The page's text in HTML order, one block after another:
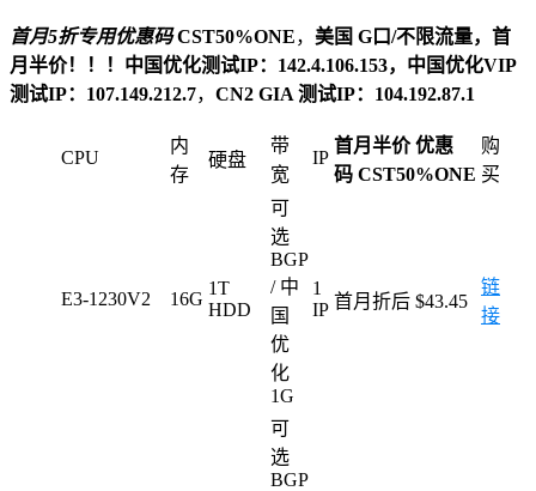
首月5折专用优惠码 CST50%ONE， 美国 G口/不限流量，首
月半价！！！中国优化测试IP：142.4.106.153，中国优化VIP
测试IP：107.149.212.7， CN2 GIA 测试IP：104.192.87.1
CPU
内
存
硬盘
带
宽
IP
首月半价 优惠
码 CST50%ONE
购
买
E3-1230V2 16G
1T
HDD
可
选
BGP
/ 中
国
优
化
1G
1
IP 首月折后 $43.45
链
接
可
选
BGP